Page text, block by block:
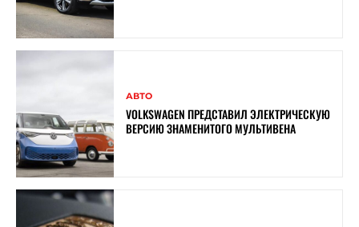
АВТО
VOLKSWAGEN ПРЕДСТАВИЛ ЭЛЕКТРИЧЕСКУЮ
ВЕРСИЮ ЗНАМЕНИТОГО МУЛЬТИВЕНА